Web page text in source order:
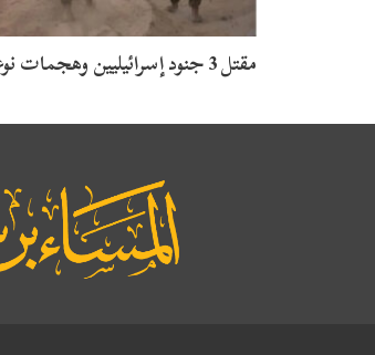
مقتل 3 جنود إسرائيليين وهجمات نوعية للمقاومة